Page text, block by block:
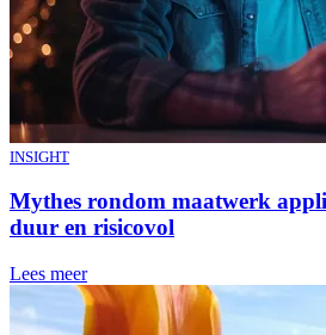
INSIGHT
Mythes rondom maatwerk
duur en risicovol
Lees meer